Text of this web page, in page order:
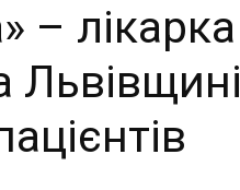
– лікарка
Львівщині